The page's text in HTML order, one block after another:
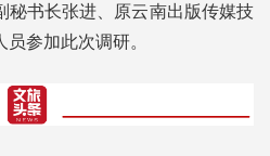
秘书长张进、原云南出版传媒技
参加此次调研。